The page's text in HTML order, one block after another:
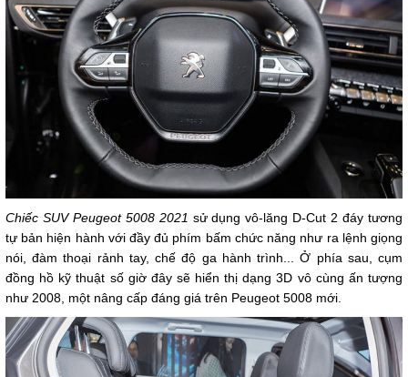
Chiếc SUV Peugeot 5008 2021 sử dụng vô-lăng D-Cut 2 đáy tương
tự bản hiện hành với đầy đủ phím bấm chức năng như ra lệnh giọng
nói, đàm thoại rảnh tay, chế độ ga hành trình... Ở phía sau, cụm
đồng hồ kỹ thuật số giờ đây sẽ hiển thị dạng 3D vô cùng ấn tượng
như 2008, một nâng cấp đáng giá trên Peugeot 5008 mới.